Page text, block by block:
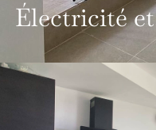
Électricité